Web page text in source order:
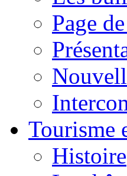
Page
Tourisme
Histoire